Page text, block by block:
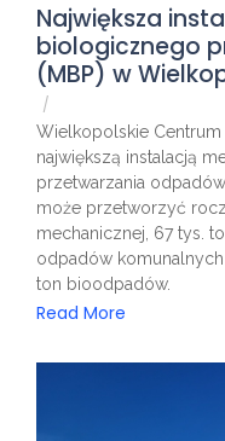
Największa
biologicznego
(MBP) w
/
Wielkopolskie
największą instalacją
przetwarzania
może przetworzyć
mechanicznej, 67 tys.
odpadów
ton bioodpadów.
Read More